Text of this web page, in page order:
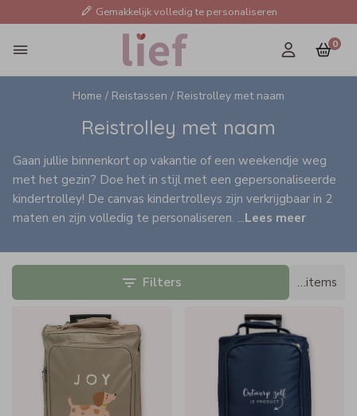
Gemakkelijk volledig te personaliseren
0
Home / Reistassen / Reistrolley met naam
Reistrolley met naam
Gaan jullie binnenkort op vakantie of een weekendje weg
met het gezin? Doe het in stijl met een gepersonaliseerde
kindertrolley! De canvas kindertrolleys zijn verkrijgbaar in 2
maten en zijn volledig te personaliseren. ...Lees meer
…items
Filters